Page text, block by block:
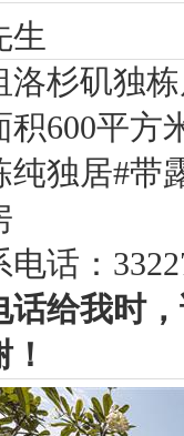
生
洛杉矶独
积600平方
纯独居#带
电话：
话给我时